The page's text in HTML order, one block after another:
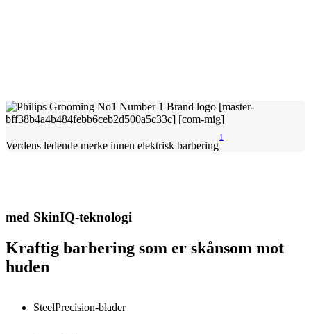
Verdens ledende merke innen elektrisk barbering
1
med SkinIQ-teknologi
Kraftig barbering som er skånsom mot
huden
SteelPrecision-blader